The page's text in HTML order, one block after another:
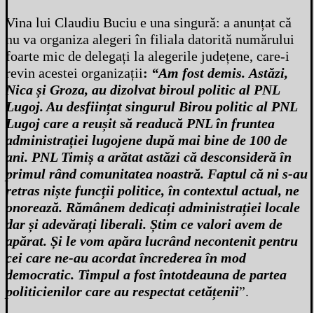
Vina lui Claudiu Buciu e una singură: a anunțat că
nu va organiza alegeri în filiala datorită numărului
foarte mic de delegați la alegerile județene, care-i
revin acestei organizații: “Am fost demis. Astăzi,
Nica și Groza, au dizolvat biroul politic al PNL
Lugoj. Au desființat singurul Birou politic al PNL
Lugoj care a reușit să readucă PNL în fruntea
administrației lugojene după mai bine de 100 de
ani. PNL Timiș a arătat astăzi că desconsideră în
primul rând comunitatea noastră. Faptul că ni s-au
retras niște funcții politice, în contextul actual, ne
onorează. Rămânem dedicați administrației locale
dar și adevărați liberali. Știm ce valori avem de
apărat. Și le vom apăra lucrând necontenit pentru
cei care ne-au acordat încrederea în mod
democratic. Timpul a fost întotdeauna de partea
politicienilor care au respectat cetățenii”.